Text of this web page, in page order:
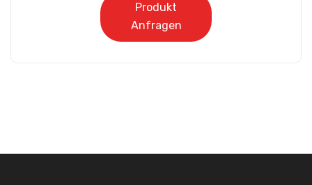
Produkt
Anfragen